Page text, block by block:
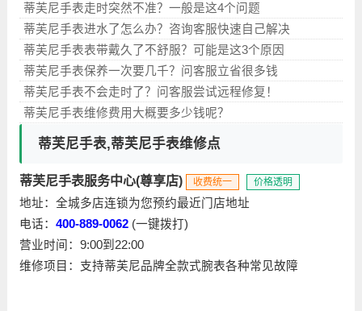
蒂芙尼手表走时突然不准？一般是这4个问题
蒂芙尼手表进水了怎么办？咨询客服快速自己解决
蒂芙尼手表表带戴久了不舒服？可能是这3个原因
蒂芙尼手表保养一次要几千？问客服立省很多钱
蒂芙尼手表不会走时了？问客服尝试远程修复！
蒂芙尼手表维修费用大概要多少钱呢？
蒂芙尼手表,蒂芙尼手表维修点
蒂芙尼手表服务中心(尊享店) 收费统一 价格透明
地址：全城多店连锁为您预约最近门店地址
电话： 400-889-0062(一键拨打)
营业时间：9:00到22:00
维修项目：支持蒂芙尼品牌全款式腕表各种常见故障